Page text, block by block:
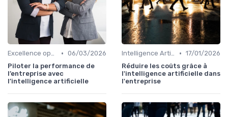
Excellence opérationnelle • 06/03/2026
Piloter la performance de
l’entreprise avec
l’intelligence artificielle
Intelligence Artificielle & stratégie • 17/01/2026
Réduire les coûts grâce à
l'intelligence artificielle dans
l'entreprise